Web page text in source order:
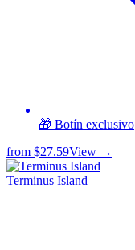
🎁 Botín exclusivo
from $27.59View →
Terminus Island